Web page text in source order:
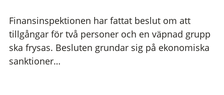
Finansinspektionen har fattat beslut om att
tillgångar för två personer och en väpnad grupp
ska frysas. Besluten grundar sig på ekonomiska
sanktioner…